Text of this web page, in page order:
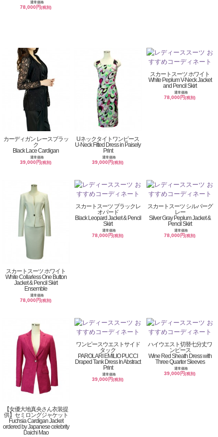
通常価格
78,000円(税別)
カーディガン レースブラッ
ク
Black Lace Cardigan
通常価格
39,000円(税別)
Uネックタイトワンピース
U-Neck Fitted Dress in Paisely
Print
通常価格
39,000円(税別)
スカートスーツ ホワイト
White Peplum V-Neck Jacket
and Pencil Skirt
通常価格
78,000円(税別)
スカートスーツ ホワイト
White Collarless One Button
Jacket & Pencil Skirt
Ensemble
通常価格
78,000円(税別)
スカートスーツ ブラックレ
オパード
Black Leopard Jacket & Pencil
Skirt
通常価格
78,000円(税別)
スカートスーツ シルバーグ
レー
Silver Gray Peplum Jacket &
Pencil Skirt
通常価格
78,000円(税別)
【女優大地真央さん衣装提
供】セミロングジャケット
Fuchsia Cardigan Jacket
ordered by Japanese celebrity
Daichi Mao
ワンピースウエストサイド
タック
PAROLARI EMILIO PUCCI
Draped Tank Dress In Abstract
Print
通常価格
39,000円(税別)
ハイウエスト切替七分丈ワ
ンピース
Wine Red Sheath Dress with
Three Quarter Sleeves
通常価格
39,000円(税別)